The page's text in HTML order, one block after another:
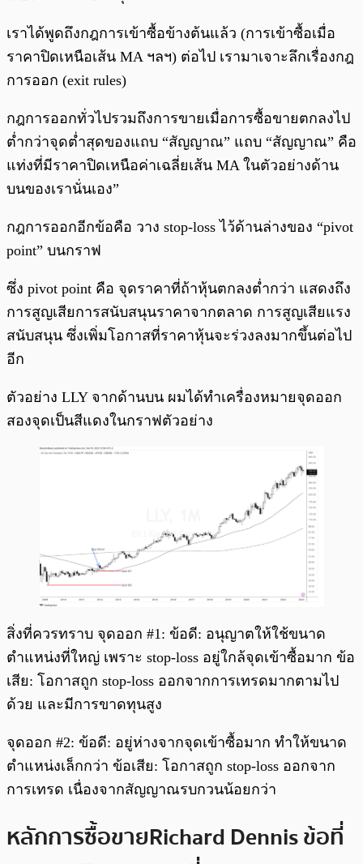
เราได้พูดถึงกฎการเข้าซื้อข้างต้นแล้ว (การเข้าซื้อเมื่อ
ราคาปิดเหนือเส้น MA ฯลฯ) ต่อไป เรามาเจาะลึกเรื่องกฎ
การออก (exit rules)
กฎการออกทั่วไปรวมถึงการขายเมื่อการซื้อขายตกลงไป
ต่ำกว่าจุดต่ำสุดของแถบ “สัญญาณ” แถบ “สัญญาณ” คือ
แท่งที่มีราคาปิดเหนือค่าเฉลี่ยเส้น MA ในตัวอย่างด้าน
บนของเรานั่นเอง”
กฎการออกอีกข้อคือ วาง stop-loss ไว้ด้านล่างของ “pivot
point” บนกราฟ
ซึ่ง pivot point คือ จุดราคาที่ถ้าหุ้นตกลงต่ำกว่า แสดงถึง
การสูญเสียการสนับสนุนราคาจากตลาด การสูญเสียแรง
สนับสนุน ซึ่งเพิ่มโอกาสที่ราคาหุ้นจะร่วงลงมากขึ้นต่อไป
อีก
ตัวอย่าง LLY จากด้านบน ผมได้ทำเครื่องหมายจุดออก
สองจุดเป็นสีแดงในกราฟตัวอย่าง
สิ่งที่ควรทราบ จุดออก #1: ข้อดี: อนุญาตให้ใช้ขนาด
ตำแหน่งที่ใหญ่ เพราะ stop-loss อยู่ใกล้จุดเข้าซื้อมาก ข้อ
เสีย: โอกาสถูก stop-loss ออกจากการเทรดมากตามไป
ด้วย และมีการขาดทุนสูง
จุดออก #2: ข้อดี: อยู่ห่างจากจุดเข้าซื้อมาก ทำให้ขนาด
ตำแหน่งเล็กกว่า ข้อเสีย: โอกาสถูก stop-loss ออกจาก
การเทรด เนื่องจากสัญญาณรบกวนน้อยกว่า
หลักการซื้อขาย Richard Dennis ข้อที่